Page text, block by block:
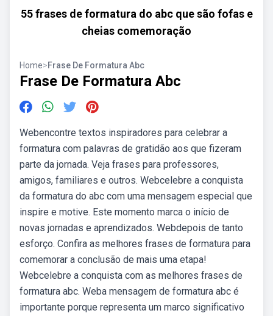
55 frases de formatura do abc que são fofas e
cheias comemoração
Home>Frase De Formatura Abc
Frase De Formatura Abc
Webencontre textos inspiradores para celebrar a
formatura com palavras de gratidão aos que fizeram
parte da jornada. Veja frases para professores,
amigos, familiares e outros. Webcelebre a conquista
da formatura do abc com uma mensagem especial que
inspire e motive. Este momento marca o início de
novas jornadas e aprendizados. Webdepois de tanto
esforço. Confira as melhores frases de formatura para
comemorar a conclusão de mais uma etapa!
Webcelebre a conquista com as melhores frases de
formatura abc. Weba mensagem de formatura abc é
importante porque representa um marco significativo